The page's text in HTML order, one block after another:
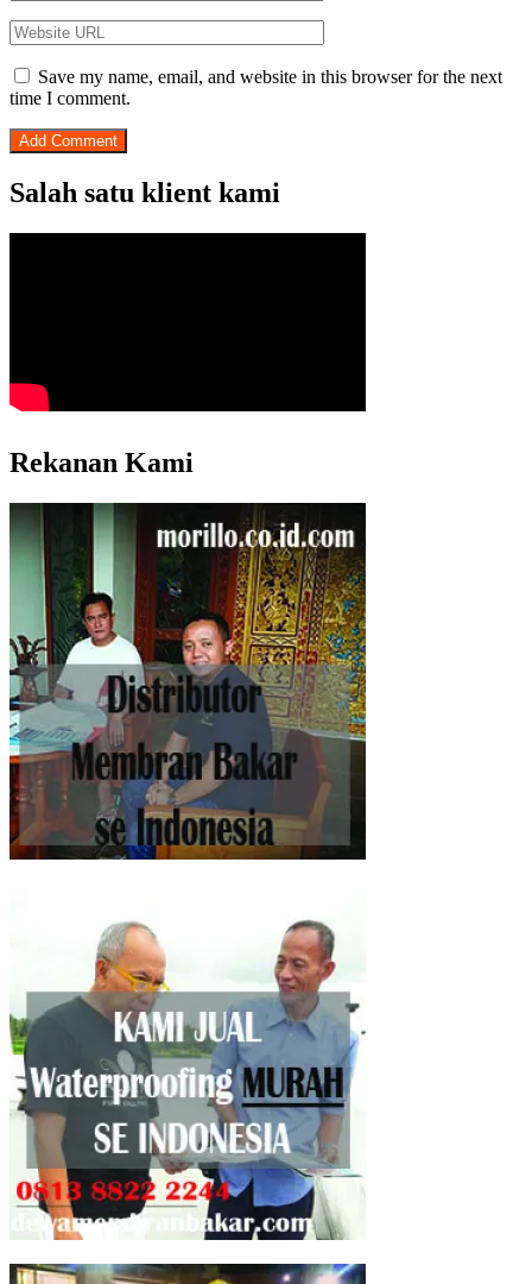
Save my name, email, and website in this browser for the next
time I comment.
Salah satu klient kami
Rekanan Kami